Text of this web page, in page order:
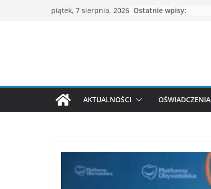
piątek, 7 sierpnia, 2026 Ostatnie wpisy:
AKTUALNOŚCI OŚWIADCZENIA